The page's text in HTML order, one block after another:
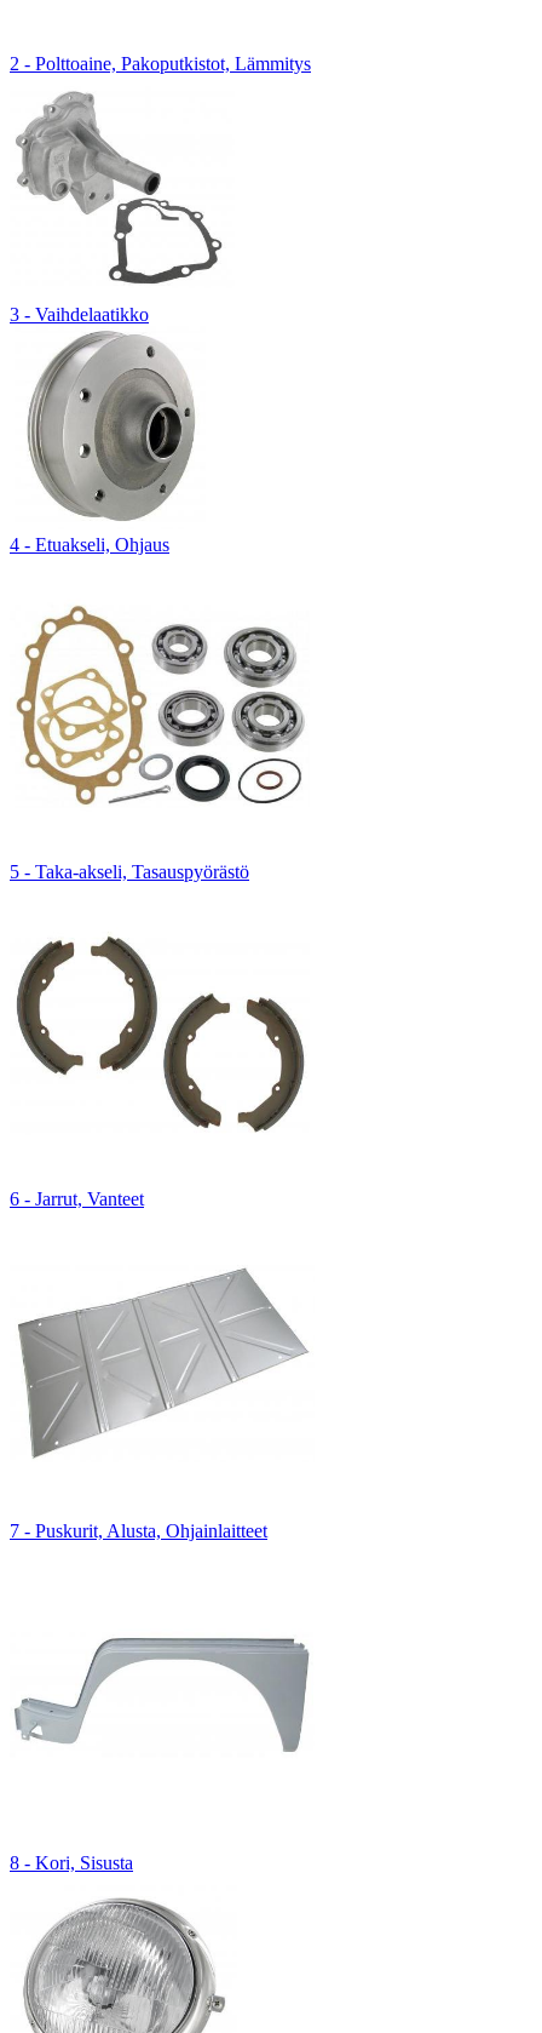
2 - Polttoaine, Pakoputkistot, Lämmitys
3 - Vaihdelaatikko
4 - Etuakseli, Ohjaus
5 - Taka-akseli, Tasauspyörästö
6 - Jarrut, Vanteet
7 - Puskurit, Alusta, Ohjainlaitteet
8 - Kori, Sisusta